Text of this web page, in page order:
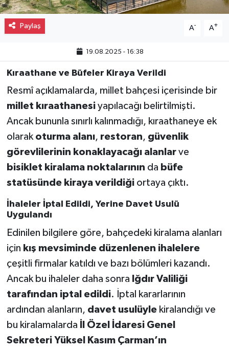
Paylaş A- A+
19.08.2025 - 16:38
Kıraathane ve Büfeler Kiraya Verildi
Resmî açıklamalarda, millet bahçesi içerisinde bir
millet kıraathanesiyapılacağı belirtilmişti.
Ancak bununla sınırlı kalınmadığı, kıraathaneye ek
olarak oturma alanı, restoran, güvenlik
görevlilerinin konaklayacağı alanlarve
bisiklet kiralama noktalarının da büfe
statüsünde kiraya verildiğiortaya çıktı.
İhaleler İptal Edildi, Yerine Davet Usulü
Uygulandı
Edinilen bilgilere göre, bahçedeki kiralama alanları
için kış mevsiminde düzenlenen ihalelere
çeşitli firmalar katıldı ve bazı bölümleri kazandı.
Ancak bu ihaleler daha sonra Iğdır Valiliği
tarafından iptal edildi. İptal kararlarının
ardından alanların, davet usulüylekiralandığı ve
bu kiralamalarda
İl Özel İdaresi Genel
Sekreteri Yüksel Kasım Çarman’ın